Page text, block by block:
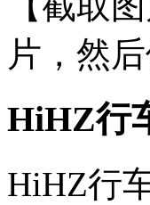
片，然
HiHZ行
HiHZ行